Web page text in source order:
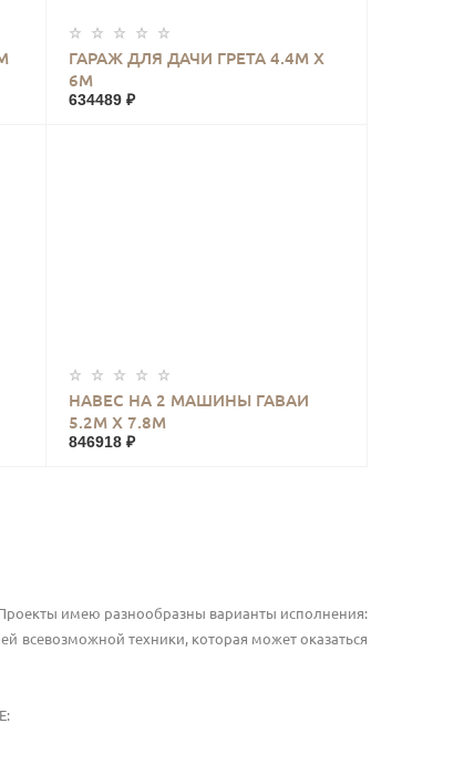
ГАРАЖ ДЛЯ ДАЧИ ГРЕТА 4.4М Х
6М
634489 ₽
КУПИТЬ
НАВЕС НА 2 МАШИНЫ ГАВАИ
5.2М Х 7.8М
846918 ₽
КУПИТЬ
имею разнообразны варианты исполнения:
всевозможной техники, которая может оказаться
: